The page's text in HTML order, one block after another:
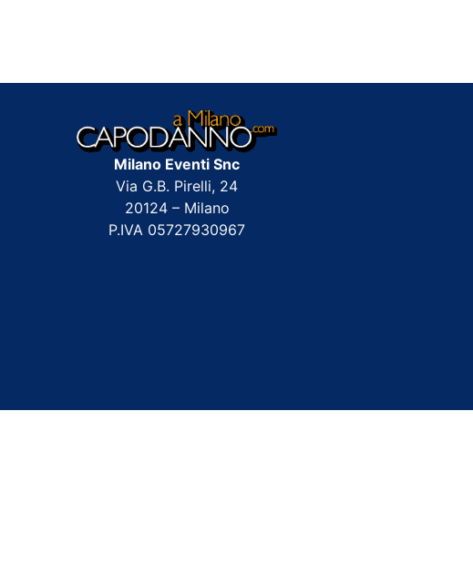
Milano Eventi Snc
Via G.B. Pirelli, 24
20124 – Milano
P.IVA 05727930967